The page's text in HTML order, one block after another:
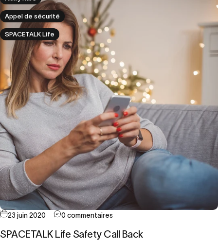
Appel de sécurité
SPACETALK Life
23 juin 2020 0 commentaires
SPACETALK Life Safety Call Back